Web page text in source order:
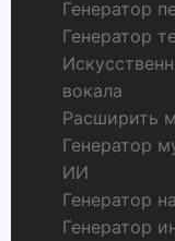
Генератор
Генератор
вокала
Расширить
Генератор
ИИ
Генератор
Генератор